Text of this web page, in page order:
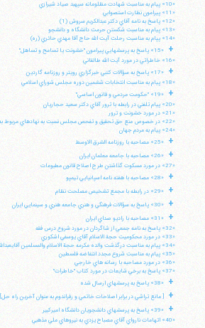
«10» پيام به مناسبت شهادت مظلومانه سپهبد صياد شيرازي
«11» پيرامون نظارت استصوابي
«12» پاسخ به نامه آقاي دكتر عبدالكريم سروش (1)
«13» پيام به مناسبت شكستن حرمت دانشگاه و دانشجو
«14» پپام به مناسبت رحلت آيت الله حاج آقا مهدي حائري (ره)
+
«15» پاسخ به پرسشهايي پيرامون "خشونت يا تسامح و تساهل"
«16» خاطراتي در مورد آيت الله طالقاني
+
«17» پاسخ به سؤالات كتبي خبرگزاري رويتر و روزنامه گاردين
«18» پيام به مناسبت انتخابات ششمين دوره مجلس شوراي اسلامي
+
«19» "حكومت مردمي و قانون اساسي"
«20» پيام تلفني در رابطه با ترور آقاي دكتر سعيد حجاريان
«21» در مورد خشونت و ترور
«22» در خصوص منع حق تحقيق و تفحص مجلس نسبت به نهادهاي مربوط به مقامرهبري
«24» پيام به مردم جهان
+ «25» مصاحبه با روزنامه الشرق الاوسط
+
«26» مصاحبه با جامعه معلمان ايران
«27» در مورد مسكوت گذاشتن طرح اصلاح قانون مطبوعات
+ «28» مصاحبه با هفته نامه اسپانيايي تيمپو
+ «29» در رابطه با مجمع تشخيص مصلحت نظام
+ «30» پاسخ به سؤالات فرهنگي و هنري جامعه هنري و سينمايي ايران
+
«31» مصاحبه با راديو صداي ايران
«32» پاسخ به نامه جمعي از شاگردان در مورد شروع درس فقه
«33» در مورد محكوميت حجة الاسلام آقاي يوسفي اشكوري
«34» پيام به مناسبت درگذشت والده مكرمه حجة الاسلام والمسلمين آقايعبدالله نوري
«35» پيام به مناسبت شروع مجدد انتفاضه فلسطين
«36» در مورد مصاحبه با رسانه هاي خارجي
«37» پاسخ به برخي شايعات در مورد كتاب "خاطرات"
+ «38» پاسخ به پرسشهاي ارسال شده
+ [ مانع تراشي در برابر اصلاحات خاتمي و رفراندوم به عنوان آخرين راه حل]
+
«39» پاسخ به پرسشهاي دانشجويان دانشگاه اميركبير
«40» اتهامات نارواي آقاي مصباح يزدي به نيروهاي ملي مذهبي